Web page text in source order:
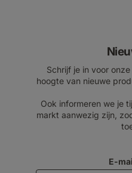
Schrijf je in voor
hoogte van nieuwe
Ook informeren we je
markt aanwezig zijn,
E-